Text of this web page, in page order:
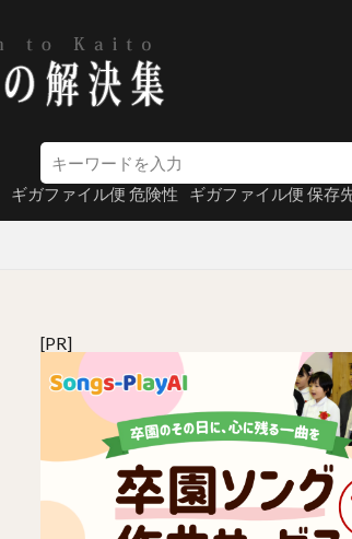
ギガファイル便 危険性 ギガファイル便 保存
[PR]